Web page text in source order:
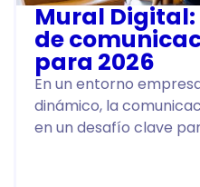
Mural
de
para 2026
En un entorno
dinámico, la
en un desafío clave